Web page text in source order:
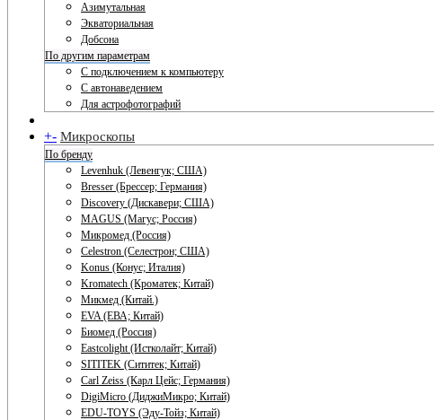
Азимутальная
Экваториальная
Добсона
По другим параметрам
С подключением к компьютеру
С автонаведением
Для астрофотографий
+- Микроскопы
По бренду
Levenhuk (Левенгук; США)
Bresser (Брессер; Германия)
Discovery (Дискавери; США)
MAGUS (Магус; Россия)
Микромед (Россия)
Celestron (Селестрон; США)
Konus (Конус; Италия)
Kromatech (Кроматек; Китай)
Микмед (Китай.)
EVA (ЕВА; Китай)
Биомед (Россия)
Eastcolight (Истколайт; Китай)
SITITEK (Сититек; Китай)
Carl Zeiss (Карл Цейс; Германия)
DigiMicro (ДиджиМикро; Китай)
EDU-TOYS (Эду-Тойз; Китай)